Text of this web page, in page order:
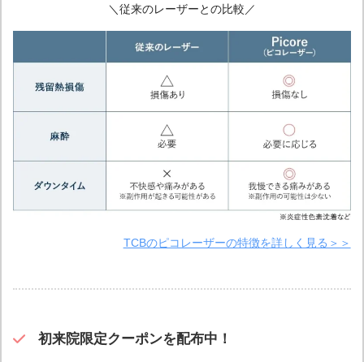
＼従来のレーザーとの比較／
TCBのピコレーザーの特徴を詳しく見る＞＞
初来院限定クーポンを配布中！